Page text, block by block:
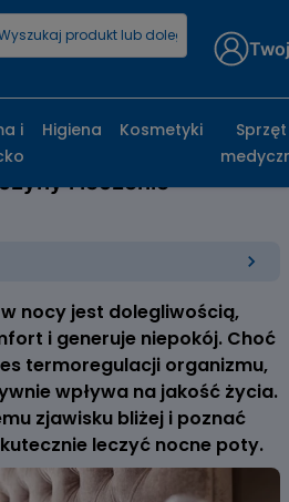
i leczenie
nocy jest dolegliwością,
i generuje niepokój. Choć
termoregulacji organizmu,
wpływa na jakość życia.
zjawisku bliżej i poznać
leczyć nocne poty.
i
Higiena Kosmetyki
Sprzęt